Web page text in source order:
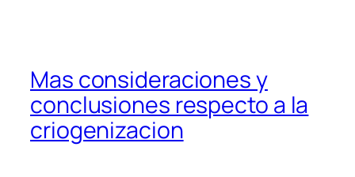
Mas consideraciones y
conclusiones respecto a la
criogenizacion